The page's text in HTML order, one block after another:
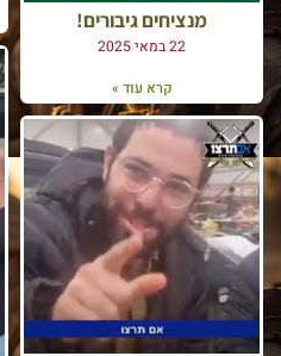
מנציחים גיבורים!
22 במאי 2025
קרא עוד »